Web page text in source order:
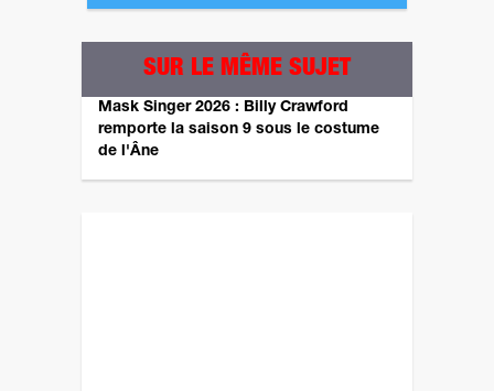
SUR LE MÊME SUJET
Mask Singer 2026 : Billy Crawford
remporte la saison 9 sous le costume
de l'Âne